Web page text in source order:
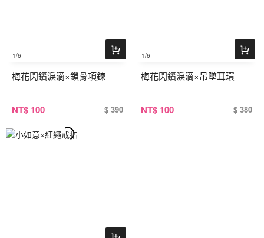
1/6
梅花閃鑽淚滴×鎖骨項鍊
NT$ 100 $ 390
1/6
梅花閃鑽淚滴×吊墜耳環
NT$ 100 $ 380